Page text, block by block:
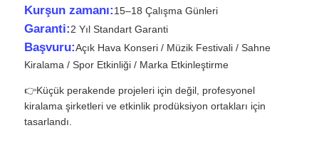
Ürünler
Videolar
VR Gösterisi
Kurşun zamanı:15–18 Çalışma Günleri
Garanti:2 Yıl Standart Garanti
Başvuru:Açık Hava Konseri / Müzik Festivali / Sahne
Kiralama / Spor Etkinliği / Marka Etkinleştirme
👉Küçük perakende projeleri için değil, profesyonel
kiralama şirketleri ve etkinlik prodüksiyon ortakları için
tasarlandı.